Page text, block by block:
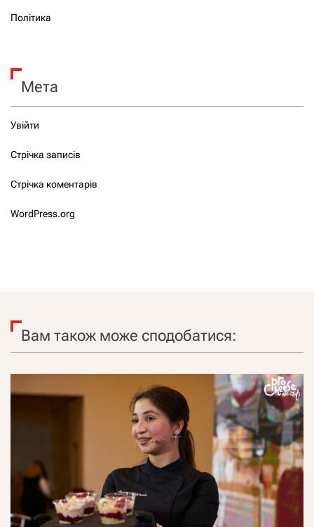
Політика
Мета
Увійти
Стрічка записів
Стрічка коментарів
WordPress.org
Вам також може сподобатися: